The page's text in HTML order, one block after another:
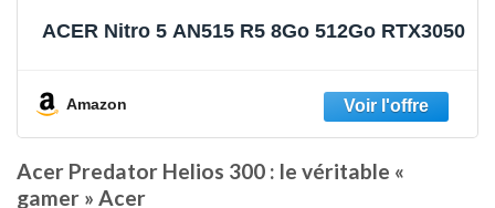
ACER Nitro 5 AN515 R5 8Go 512Go RTX3050
Amazon
Acer Predator Helios 300 : le véritable «
gamer » Acer